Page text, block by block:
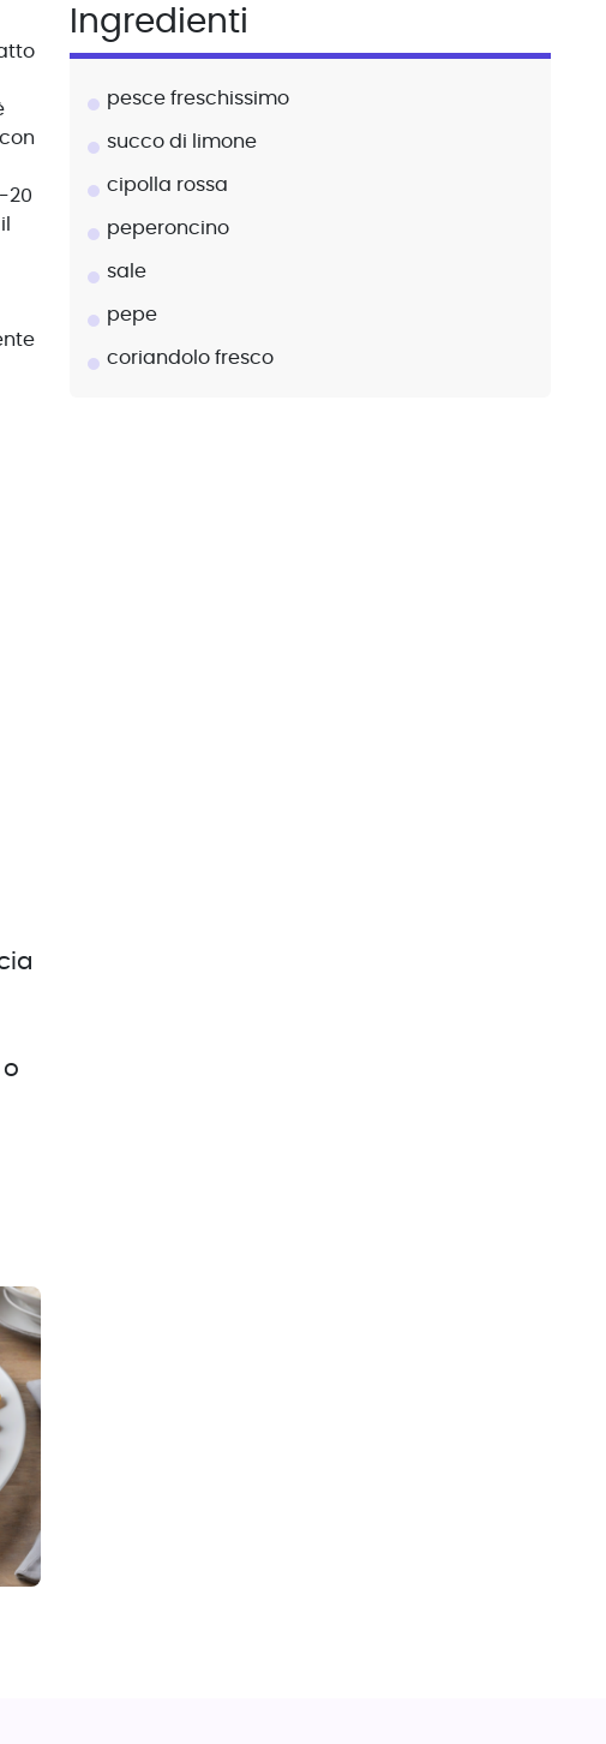
20
Ingredienti
pesce freschissimo
succo di limone
cipolla rossa
peperoncino
sale
pepe
coriandolo fresco